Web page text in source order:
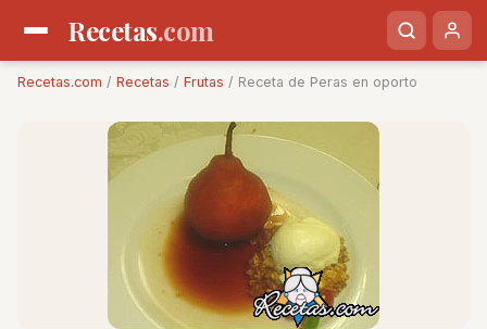
Recetas.com
Recetas.com / Recetas / Frutas / Receta de Peras en oporto